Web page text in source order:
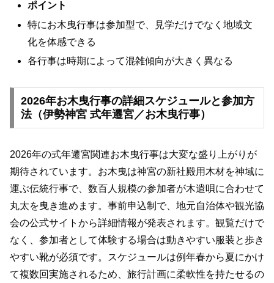
ポイント
特にお木曳行事は参加型で、見学だけでなく地域文
化を体感できる
各行事は時期によって混雑傾向が大きく異なる
2026年お木曳行事の詳細スケジュールと参加方
法（伊勢神宮 式年遷宮／お木曳行事）
2026年の式年遷宮関連お木曳行事は大変な盛り上がりが
期待されています。お木曳は神宮の新社殿用木材を神域に
運ぶ伝統行事で、数百人規模の参加者が木遣唄に合わせて
丸太を曳き進めます。事前申込制で、地元自治体や観光協
会の公式サイトから詳細情報が発表されます。観覧だけで
なく、参加者として体験する場合は動きやすい服装と歩き
やすい靴が必須です。スケジュールは例年春から夏にかけ
て複数回実施されるため、旅行計画に柔軟性を持たせるの